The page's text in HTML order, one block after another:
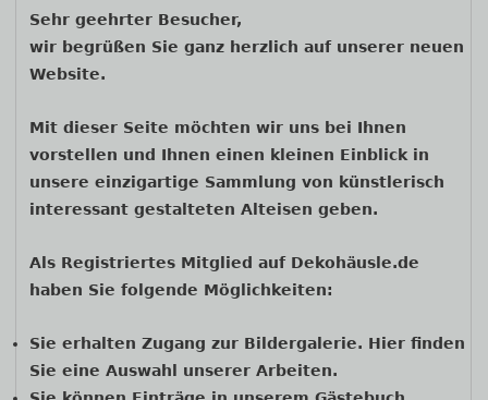
Sehr geehrter Besucher,
wir begrüßen Sie ganz herzlich auf unserer neuen
Website.
Mit dieser Seite möchten wir uns bei Ihnen
vorstellen und Ihnen einen kleinen Einblick in
unsere einzigartige Sammlung von künstlerisch
interessant gestalteten Alteisen geben.
Als Registriertes Mitglied auf Dekohäusle.de
haben Sie folgende Möglichkeiten:
Sie erhalten Zugang zur Bildergalerie. Hier finden
Sie eine Auswahl unserer Arbeiten.
Seitenleiste